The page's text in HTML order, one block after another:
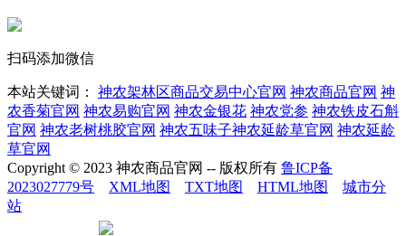
扫码添加微信
本站关键词： 神农架林区商品交易中心官网 神农商品官网 神
农香菊官网 神农易购官网 神农金银花 神农党参 神农铁皮石斛
官网 神农老树桃胶官网 神农五味子神农延龄草官网 神农延龄
草官网
Copyright © 2023 神农商品官网 -- 版权所有 鲁ICP备
2023027779号
XML地图 TXT地图 HTML地图
城市分
站